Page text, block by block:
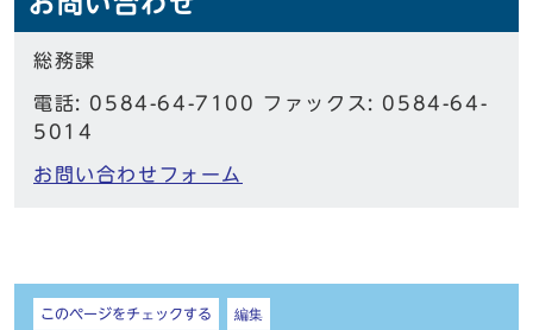
総務課
電話: 0584-64-7100 ファックス: 0584-64-
5014
お問い合わせフォーム
しおり
このページをチェックする 編集